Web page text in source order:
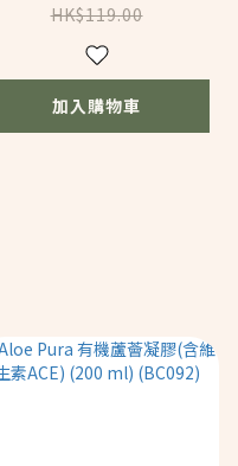
HK$119.00
加入購物車